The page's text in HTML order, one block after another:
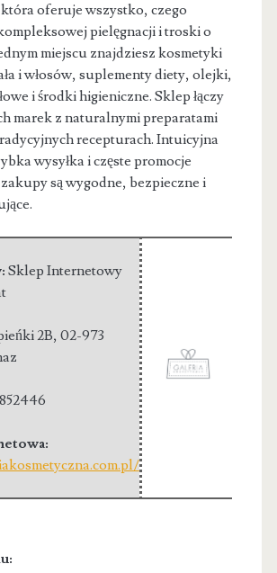
oferuje wszystko, czego
pielęgnacji i troski o
miejscu znajdziesz kosmetyki
i włosów, suplementy diety, olejki,
i środki higieniczne. Sklep łączy
marek z naturalnymi preparatami
recepturach. Intuicyjna
wysyłka i częste promocje
są wygodne, bezpieczne i
Sklep Internetowy
2B, 02-973